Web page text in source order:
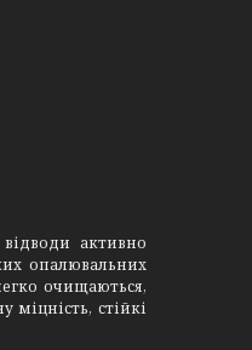
активно
опалювальних
очищаються,
стійкі